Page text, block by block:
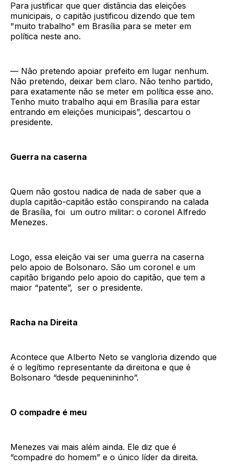
Para justificar que quer distância das eleições
municipais, o capitão justificou dizendo que tem
"muito trabalho" em Brasília para se meter em
política neste ano.
— Não pretendo apoiar prefeito em lugar nenhum.
Não pretendo, deixar bem claro. Não tenho partido,
para exatamente não se meter em política esse ano.
Tenho muito trabalho aqui em Brasília para estar
entrando em eleições municipais”, descartou o
presidente.
Guerra na caserna
Quem não gostou nadica de nada de saber que a
dupla capitão-capitão estão conspirando na calada
de Brasília, foi um outro militar: o coronel Alfredo
Menezes.
Logo, essa eleição vai ser uma guerra na caserna
pelo apoio de Bolsonaro. São um coronel e um
capitão brigando pelo apoio do capitão, que tem a
maior “patente”, ser o presidente.
Racha na Direita
Acontece que Alberto Neto se vangloria dizendo que
é o legítimo representante da direitona e que é
Bolsonaro “desde pequenininho”.
O compadre é meu
Menezes vai mais além ainda. Ele diz que é
“compadre do homem” e o único líder da direita.